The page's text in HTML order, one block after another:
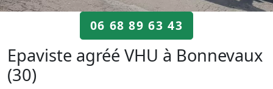
06 68 89 63 43
Epaviste agréé VHU à Bonnevaux
(30)